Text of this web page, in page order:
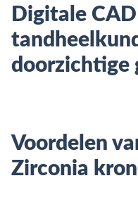
Digitale
doorzichtige
Voordelen
Zirconia